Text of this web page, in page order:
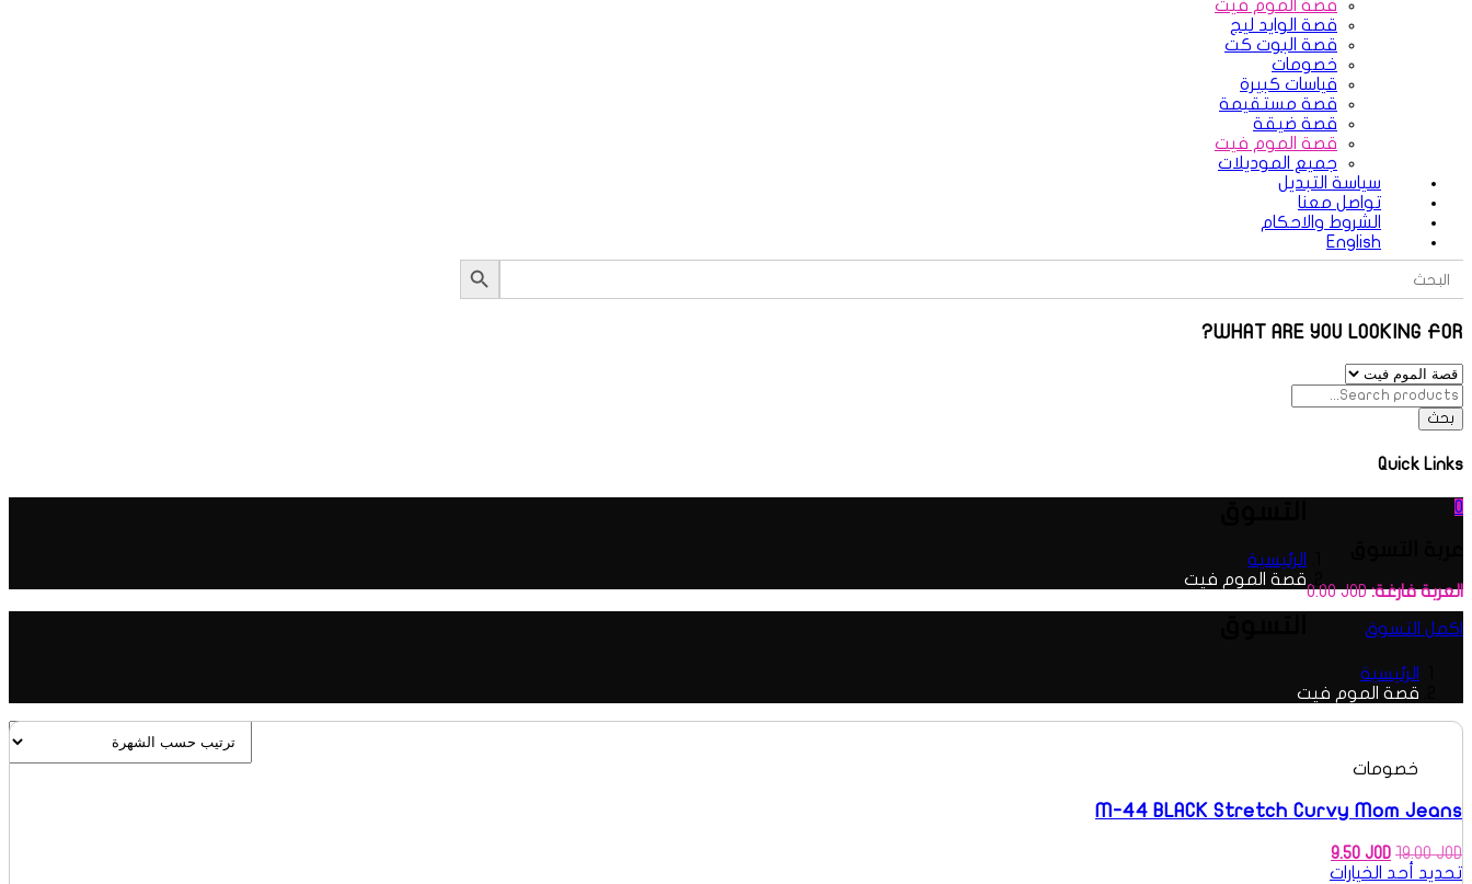
قصة الموم فيت
قصة الوايد ليج
قصة البوت كت
خصومات
قياسات كبيرة
قصة مستقيمة
قصة ضيقة
قصة الموم فيت
جميع الموديلات
سياسة التبديل
تواصل معنا
الشروط والاحكام
English
for:
Search Button
WHAT ARE YOU LOOKING FOR?
بحث
Quick Links
0
العربة فارغة: 0.00JOD
اكمل التسوق
الرئيسية
قصة الموم فيت
الرئيسية
قصة الموم فيت
خصومات
M-44 BLACK Stretch Curvy Mom Jeans
19.00JOD
السعر
الأصلي
9.50 JOD
السعر
الحاليتحديد أحد الخيارات